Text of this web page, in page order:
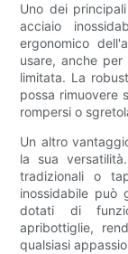
Uno dei
acciaio
ergonomico
usare, anche
limitata. La
possa rimuovere
rompersi o
Un altro
la sua
tradizionali o
inossidabile può
dotati di
apribottiglie,
qualsiasi